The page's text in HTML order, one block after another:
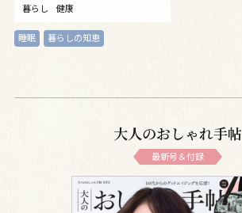
暮らし 健康
睡眠 暮らしの知恵
大人のおしゃれ手帖
最新号＆付録